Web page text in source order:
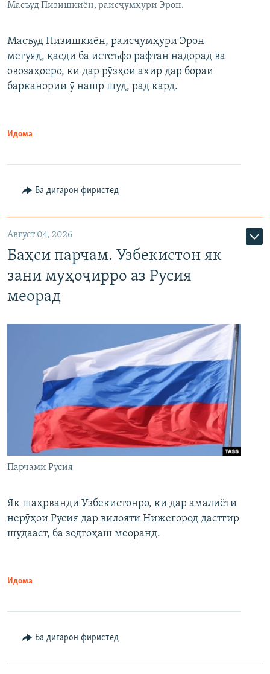
Масъуд Пизишкиён, раисҷумҳури Эрон.
Масъуд Пизишкиён, раисҷумҳури Эрон
мегӯяд, қасди ба истеъфо рафтан надорад ва
овозаҳоеро, ки дар рӯзҳои ахир дар бораи
барканории ӯ нашр шуд, рад кард.
Идома
Ба дигарон фиристед
Август 04, 2026
Баҳси парчам. Узбекистон як
зани муҳоҷирро аз Русия
меорад
Парчами Русия
Як шаҳрванди Узбекистонро, ки дар амалиёти
нерӯҳои Русия дар вилояти Нижегород дастгир
шудааст, ба зодгоҳаш меоранд.
Идома
Ба дигарон фиристед